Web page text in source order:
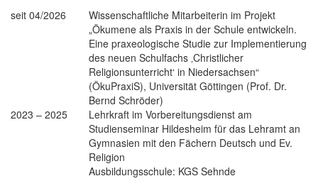
seit 04/2026
Wissenschaftliche Mitarbeiterin im Projekt
„Ökumene als Praxis in der Schule entwickeln.
Eine praxeologische Studie zur Implementierung
des neuen Schulfachs ‚Christlicher
Religionsunterricht‘ in Niedersachsen“
(ÖkuPraxiS), Universität Göttingen (Prof. Dr.
Bernd Schröder)
2023 – 2025
Lehrkraft im Vorbereitungsdienst am
Studienseminar Hildesheim für das Lehramt an
Gymnasien mit den Fächern Deutsch und Ev.
Religion
Ausbildungsschule: KGS Sehnde